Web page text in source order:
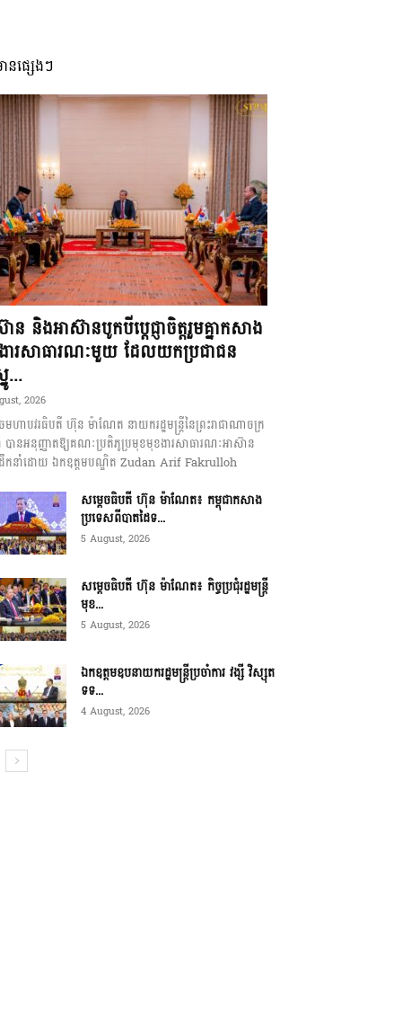
នផ្សេងៗ
ន និងអាស៊ានបូកបីប្តេជ្ញាចិត្តរួមគ្នាកសាង
ារសាធារណៈមួយ ដែលយកប្រជាជន
...
2026
មហាបវរធិបតី ហ៊ុន ម៉ាណែត នាយករដ្ឋមន្ត្រីនៃព្រះរាជាណាចក្រ
បានអនុញ្ញាតឱ្យគណៈប្រតិភូប្រមុខមុខងារសាធារណៈអាស៊ាន
កនាំដោយ ឯកឧត្តមបណ្ឌិត Zudan Arif Fakrulloh
សម្ដេចធិបតី ហ៊ុន ម៉ាណែត៖ កម្ពុជាកសាង
ប្រទេសពីបាតដៃទ...
5 August, 2026
សម្ដេចធិបតី ហ៊ុន ម៉ាណែត៖ កិច្ចប្រជុំរដ្ឋមន្ត្រី
មុខ...
5 August, 2026
ឯកឧត្តមឧបនាយករដ្ឋមន្ត្រីប្រចាំការ វង្សី វិស្សុត
ទទ...
4 August, 2026